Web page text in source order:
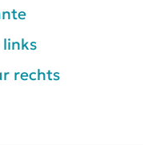
rechts